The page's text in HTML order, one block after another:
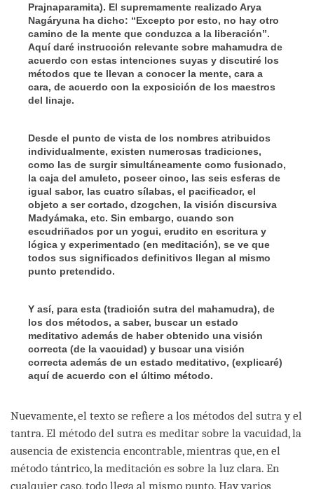
Prajnaparamita). El supremamente realizado Arya
Nagáryuna ha dicho: “Excepto por esto, no hay otro
camino de la mente que conduzca a la liberación”.
Aquí daré instrucción relevante sobre mahamudra de
acuerdo con estas intenciones suyas y discutiré los
métodos que te llevan a conocer la mente, cara a
cara, de acuerdo con la exposición de los maestros
del linaje.
Desde el punto de vista de los nombres atribuidos
individualmente, existen numerosas tradiciones,
como las de surgir simultáneamente como fusionado,
la caja del amuleto, poseer cinco, las seis esferas de
igual sabor, las cuatro sílabas, el pacificador, el
objeto a ser cortado, dzogchen, la visión discursiva
Madyámaka, etc. Sin embargo, cuando son
escudriñados por un yogui, erudito en escritura y
lógica y experimentado (en meditación), se ve que
todos sus significados definitivos llegan al mismo
punto pretendido.
Y así, para esta (tradición sutra del mahamudra), de
los dos métodos, a saber, buscar un estado
meditativo además de haber obtenido una visión
correcta (de la vacuidad) y buscar una visión
correcta además de un estado meditativo, (explicaré)
aquí de acuerdo con el último método.
Nuevamente, el texto se refiere a los métodos del sutra y el
tantra. El método del sutra es meditar sobre la vacuidad, la
ausencia de existencia encontrable, mientras que, en el
método tántrico, la meditación es sobre la luz clara. En
cualquier caso, todo llega al mismo punto. Hay varios